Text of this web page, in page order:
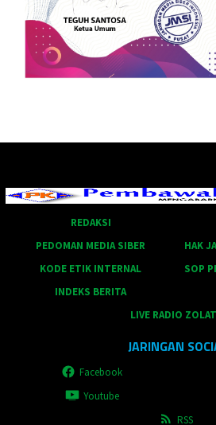
REDAKSI
PEDOMAN MEDIA SIBER
HAK
KODE ETIK INTERNAL
SOP
INDEKS BERITA
LIVE RADIO
JARINGAN
Facebook
Youtube
RSS